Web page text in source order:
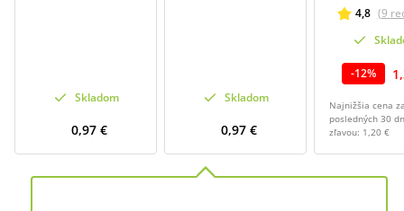
Skladom
0,97 €
Skladom
0,97 €
4,8 (9
-12%
Najnižšia cena
posledných 30
zľavou: 1,20 €